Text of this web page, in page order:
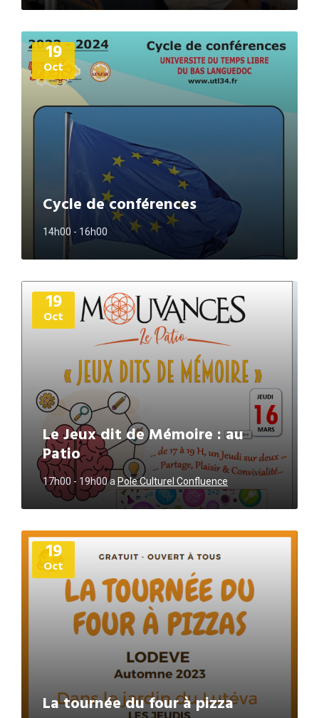
19
Oct
Cycle de conférences
14h00 - 16h00
Plus
d'informations
19
Oct
Le Jeux dit de Mémoire : au
Patio
17h00 - 19h00a Pole Culturel Confluence
Plus
d'informations
19
Oct
La tournée du four à pizza
Plus
d'informations